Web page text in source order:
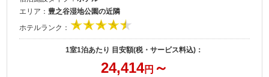
エリア：豊之谷湿地公園の近隣
ホテルランク：
1室1泊あたり 目安額(税・サービス料込)：
24,414円 ～